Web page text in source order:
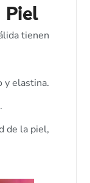
Piel
tienen
y elastina.
de la piel,